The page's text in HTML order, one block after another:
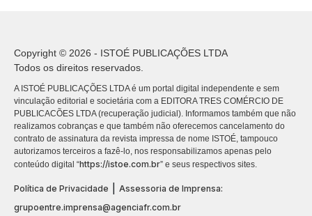
Copyright © 2026 - ISTOÉ PUBLICAÇÕES LTDA
Todos os direitos reservados.
A ISTOÉ PUBLICAÇÕES LTDA é um portal digital independente e sem
vinculação editorial e societária com a EDITORA TRES COMÉRCIO DE
PUBLICACÕES LTDA (recuperação judicial). Informamos também que não
realizamos cobranças e que também não oferecemos cancelamento do
contrato de assinatura da revista impressa de nome ISTOÉ, tampouco
autorizamos terceiros a fazê-lo, nos responsabilizamos apenas pelo
conteúdo digital “https://istoe.com.br” e seus respectivos sites.
Política de Privacidade
Assessoria de Imprensa:
grupoentre.imprensa@agenciafr.com.br